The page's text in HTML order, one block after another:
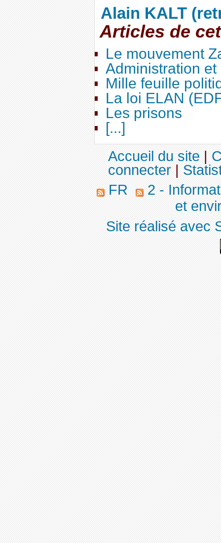
Alain KALT
Articles de
Le mouvement
Administration
Mille feuille
La loi ELAN
Les prisons
[...]
Accueil du site|
connecter|
FR
2 -
et
Site réalisé avec